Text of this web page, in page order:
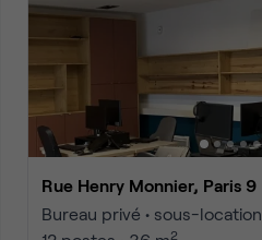
Rue Henry Monnier, Paris 9
Bureau privé • sous-location
2